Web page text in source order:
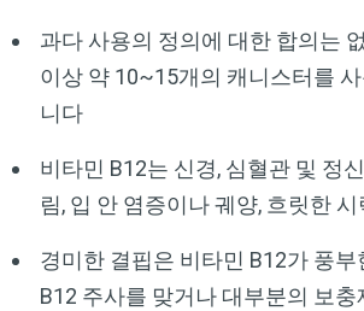
과다 사용의 정의에 대한 합의는
이상 약 10~15개의 캐니스터를
니다
비타민 B12는 신경, 심혈관 및 정
림, 입 안 염증이나 궤양, 흐릿한
경미한 결핍은 비타민 B12가 풍
B12 주사를 맞거나 대부분의 보